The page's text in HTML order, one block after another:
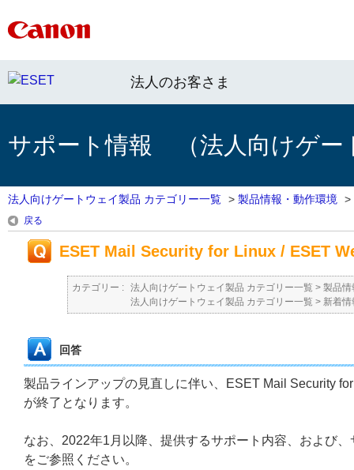
法人のお客さま
サポート情報 （法人向けゲー
法人向けゲートウェイ製品 カテゴリー一覧 > 製品情報・動作環境 >
戻る
ESET Mail Security for Linux / ESET
カテゴリー : 法人向けゲートウェイ製品 カテゴリー一覧 > 製品情
法人向けゲートウェイ製品 カテゴリー一覧 > 新着情
回答
製品ラインアップの見直しに伴い、ESET Mail Security
が終了となります。
なお、2022年1月以降、提供するサポート内容、および
をご参照ください。